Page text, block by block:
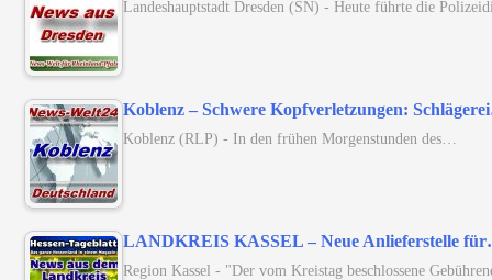
Landeshauptstadt Dresden (SN) - Heute führte die
Koblenz – Schwere Kopfverletzungen:
Koblenz (RLP) - In den frühen Morgenstunden des…
LANDKREIS KASSEL – Neue Anlieferstelle
Region Kassel - "Der vom Kreistag beschlossene